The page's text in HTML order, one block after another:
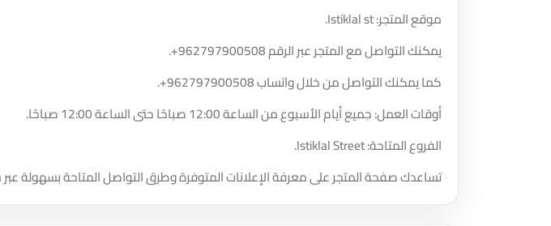
موقع المتجر: Istiklal st.
يمكنك التواصل مع المتجر عبر الرقم+962797900508
.
كما يمكنك التواصل من خلال واتساب+962797900508
.
أوقات العمل: جميع أيام الأسبوع من الساعة 12:00 صباحًا حتى الساعة 12:00 صباحًا.
الفروع المتاحة: Istiklal Street.
تساعدك صفحة المتجر على معرفة الإعلانات المتوفرة وطرق التواصل المتاحة بسهولة